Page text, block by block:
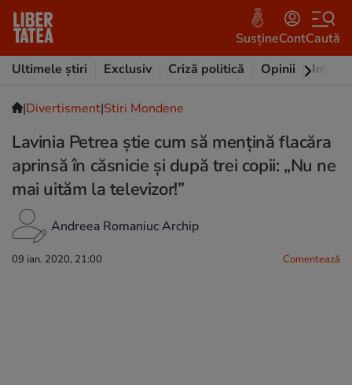
SusțineContCaută
Ultimele știri
Exclusiv Criză politică Opinii
|Divertisment|Stiri Mondene
Lavinia Petrea știe cum să mențină flacăra
aprinsă în căsnicie și după trei copii: „Nu ne
mai uităm la televizor!”
Andreea Romaniuc Archip
09 ian. 2020, 21:00 Comentează